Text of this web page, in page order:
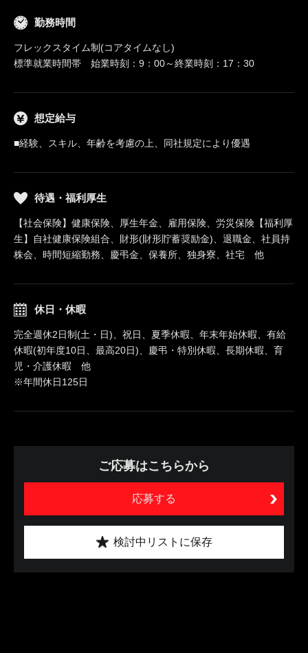
勤務時間
フレックスタイム制(コアタイムなし)
標準就業時間帯 始業時刻：9：00～終業時刻：17：30
想定給与
■経験、スキル、年齢を考慮の上、同社規定により優遇
待遇・福利厚生
【社会保険】健康保険、厚生年金、雇用保険、労災保険【福利厚
生】自社健康保険組合、財形(財形貯蓄奨励金)、退職金、社員持
株会、時間短縮勤務、慶弔金、保養所、独身寮、社宅 他
休日・休暇
完全週休2日制(土・日)、祝日、夏季休暇、年末年始休暇、有給
休暇(初年度10日、最高20日)、慶弔・特別休暇、長期休暇、育
児・介護休暇 他
※年間休日125日
ご応募はこちらから
応募する
検討中リストに保存